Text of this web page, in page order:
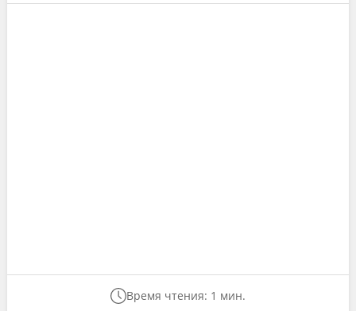
Время чтения: 1 мин.